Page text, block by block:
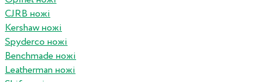
CJRB ножі
Kershaw ножі
Spyderco ножі
Benchmade ножі
Leatherman ножі